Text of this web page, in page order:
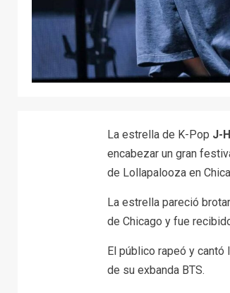
La estrella de K-Pop J-
encabezar un gran
de Lollapalooza en
La estrella pareció
de Chicago y fue
El público rapeó y
de su exbanda BTS.